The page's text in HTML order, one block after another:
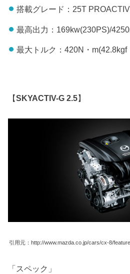
搭載グレード：25T
最高出力：169kw(230PS)/
最大トルク：420N・m(42.8kgf
【SKYACTIV-G 2.5】
引用元：http://www.mazda.co.jp/cars/cx-8/
「スペック」